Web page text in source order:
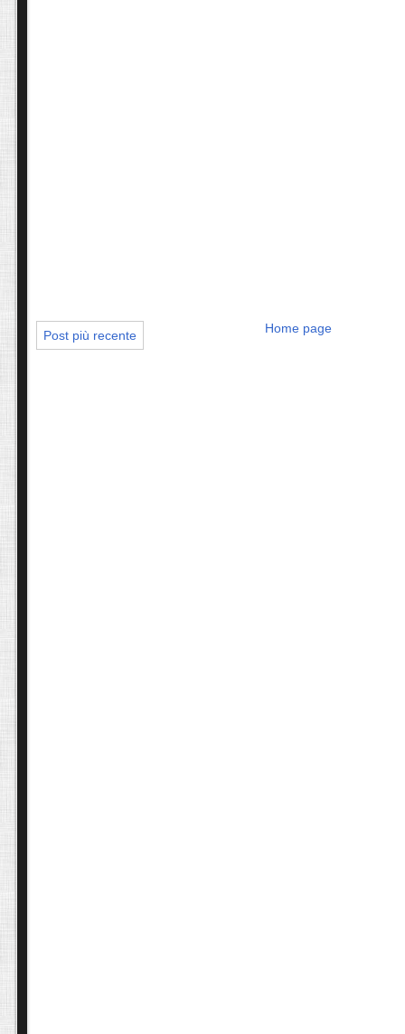
Post più recente Home page